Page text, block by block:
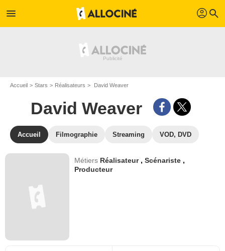
menu profil search
Accueil Stars Réalisateurs David Weaver
David Weaver
Accueil Filmographie Streaming VOD, DVD
Métiers Réalisateur ,Scénariste ,
Producteur